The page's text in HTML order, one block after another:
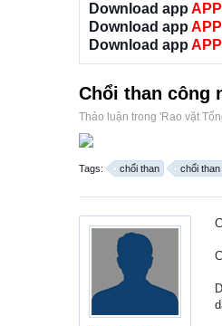
Download app
Download app
Download app
Chổi than công
Thảo luận trong 'Rao vặt
Tags: chổi than chổi